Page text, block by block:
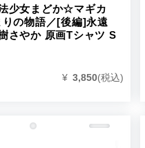
少女まどか☆マギカ
の物語／[後編]永遠
さやか 原画Tシャツ S
¥ 3,850(税込)